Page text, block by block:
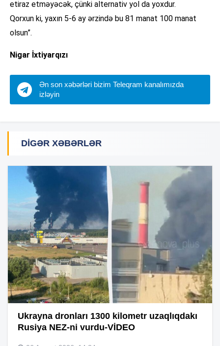
etiraz etməyəcək, çünki alternativ yol da yoxdur.
Qorxun ki, yaxın 5-6 ay ərzində bu 81 manat 100 manat
olsun”.
Nigar İxtiyarqızı
Ən son xəbərləri bizim Teleqram kanalımızda
izləyin
DIGƏR XƏBƏRLƏR
Ukrayna dronları 1300 kilometr uzaqlıqdakı
Rusiya NEZ-ni vurdu-VİDEO